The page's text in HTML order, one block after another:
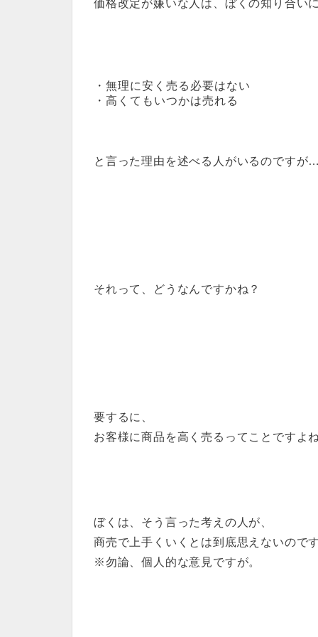
価格改定が嫌いな人は、ぼくの知り合い
・無理に安く売る必要はない
・高くてもいつかは売れる
と言った理由を述べる人がいるのですが…
それって、どうなんですかね？
要するに、
お客様に商品を高く売るってことですよね
ぼくは、そう言った考えの人が、
商売で上手くいくとは到底思えないので
※勿論、個人的な意見ですが。